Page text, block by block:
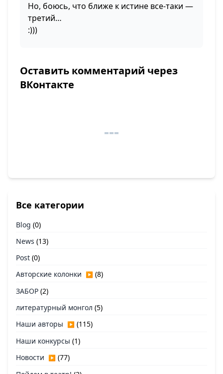
Но, боюсь, что ближе к истине все-таки —
третий…
:)))
Оставить комментарий через
ВКонтакте
Все категории
Blog (0)
News (13)
Post (0)
Авторские колонки ▶ (8)
ЗАБОР (2)
литературный монгол (5)
Наши авторы ▶ (115)
Наши конкурсы (1)
Новости ▶ (77)